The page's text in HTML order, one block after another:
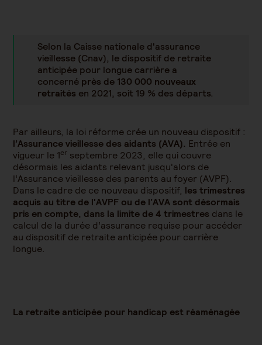
Selon la Caisse nationale d'assurance
vieillesse (Cnav), le dispositif de retraite
anticipée pour longue carrière a
concerné près de 130 000 nouveaux
retraités en 2021, soit 19 % des départs.
Par ailleurs, la loi réforme crée un nouveau dispositif :
l’Assurance vieillesse des aidants (AVA). Entrée en
vigueur le 1er septembre 2023, elle qui couvre
désormais les aidants relevant jusqu'alors de
l’Assurance vieillesse des parents au foyer (AVPF).
Dans le cadre de ce nouveau dispositif, les trimestres
acquis au titre de l'AVPF ou de l’AVA sont désormais
pris en compte, dans la limite de 4 trimestres dans le
calcul de la durée d’assurance requise pour accéder
au dispositif de retraite anticipée pour carrière
longue.
La retraite anticipée pour handicap est réaménagée